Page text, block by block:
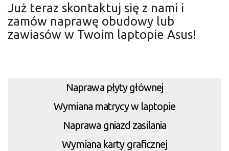
Już teraz skontaktuj się z nami i
zamów naprawę obudowy lub
zawiasów w Twoim laptopie Asus!
Naprawa płyty głównej
Wymiana matrycy w laptopie
Naprawa gniazd zasilania
Wymiana karty graficznej